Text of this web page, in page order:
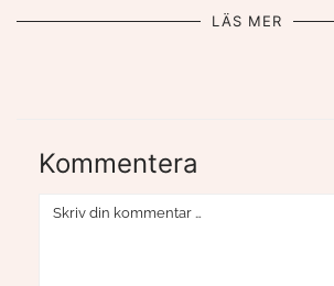
LÄS MER
Kommentera